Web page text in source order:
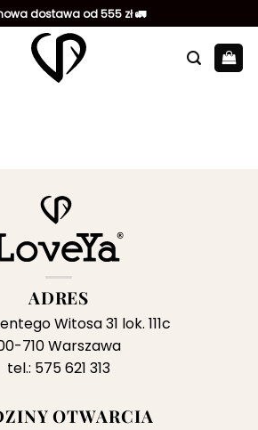
dostawa od 555 zł 🚛
ADRES
Witosa 31 lok. 111c
710 Warszawa
tel.: 575 621 313
OTWARCIA